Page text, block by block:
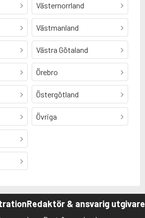
Västernorrland
Västmanland
Västra Götaland
Örebro
Östergötland
Övriga
Redaktör & ansvarig utgivare